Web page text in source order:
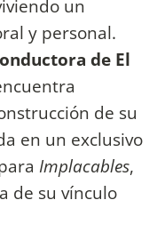
un
y personal.
de El
de su
en un exclusivo
Implacables,
de su vínculo